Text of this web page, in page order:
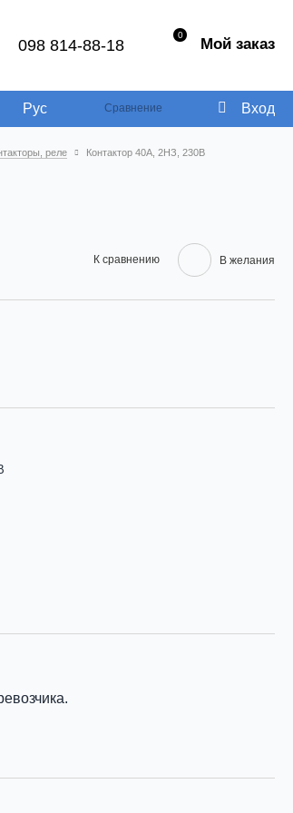
098 814-88-18
0 Мой заказ
Рус Сравнение Вход
реле Контактор 40А, 2НЗ, 230В
К сравнению В желания